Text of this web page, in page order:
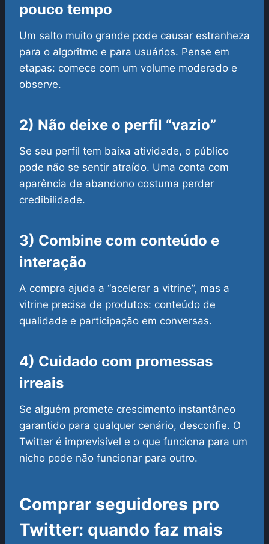
pouco tempo
Um salto muito grande pode causar estranheza
para o algoritmo e para usuários. Pense em
etapas: comece com um volume moderado e
observe.
2) Não deixe o perfil “vazio”
Se seu perfil tem baixa atividade, o público
pode não se sentir atraído. Uma conta com
aparência de abandono costuma perder
credibilidade.
3) Combine com conteúdo e
interação
A compra ajuda a “acelerar a vitrine”, mas a
vitrine precisa de produtos: conteúdo de
qualidade e participação em conversas.
4) Cuidado com promessas
irreais
Se alguém promete crescimento instantâneo
garantido para qualquer cenário, desconfie. O
Twitter é imprevisível e o que funciona para um
nicho pode não funcionar para outro.
Comprar seguidores pro
Twitter: quando faz mais